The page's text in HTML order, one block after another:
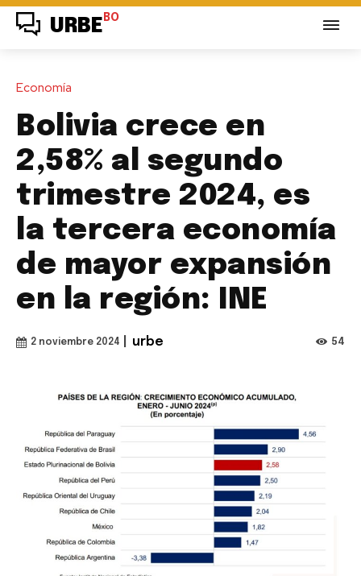
URBE BO
Economía
Bolivia crece en
2,58% al segundo
trimestre 2024, es
la tercera economía
de mayor expansión
en la región: INE
2 noviembre 2024 urbe 54